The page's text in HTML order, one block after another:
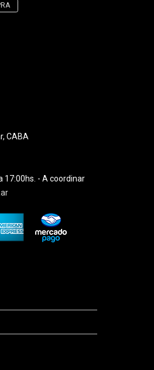
CABA
17:00hs. - A coordinar